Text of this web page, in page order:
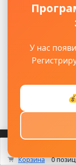
У нас
Корзина 0
Каталог